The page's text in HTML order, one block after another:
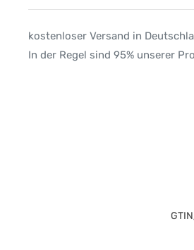
kostenloser Versand in
In der Regel sind 95% unserer